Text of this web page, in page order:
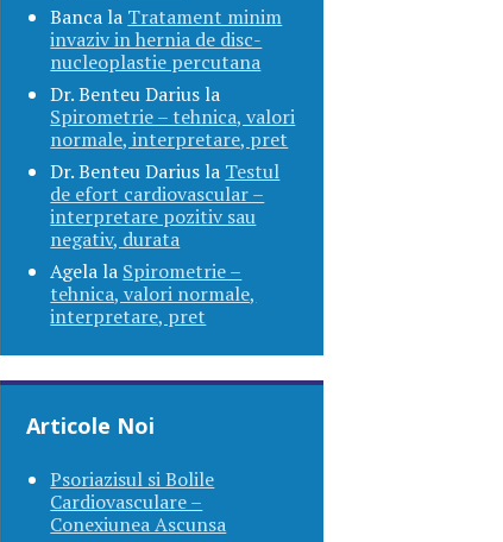
Banca la Tratament minim
invaziv in hernia de disc-
nucleoplastie percutana
Dr. Benteu Darius la
Spirometrie – tehnica, valori
normale, interpretare, pret
Dr. Benteu Darius la Testul
de efort cardiovascular –
interpretare pozitiv sau
negativ, durata
Agela la Spirometrie –
tehnica, valori normale,
interpretare, pret
Articole Noi
Psoriazisul si Bolile
Cardiovasculare –
Conexiunea Ascunsa